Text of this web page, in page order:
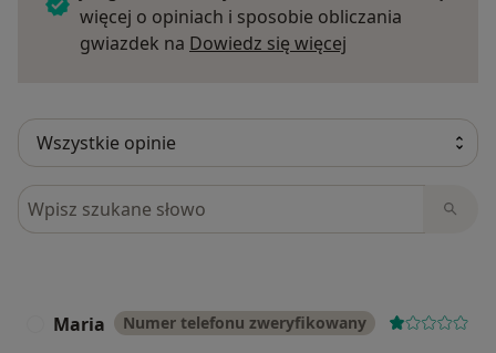
więcej o opiniach i sposobie obliczania
gwiazdek na Dowiedz się więcej
Szukaj w opiniach
Maria Numer telefonu zweryfikowany